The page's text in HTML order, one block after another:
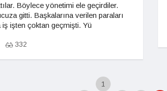
Böylece yönetimi ele geçirdiler.
gitti. Başkalarına verilen paraları
iş işten çoktan geçmişti. Yü
332
1